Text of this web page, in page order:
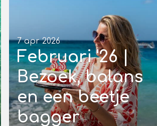
Februari '26 |
Bezoek, balans
en een beetje
bagger
7 apr 2026